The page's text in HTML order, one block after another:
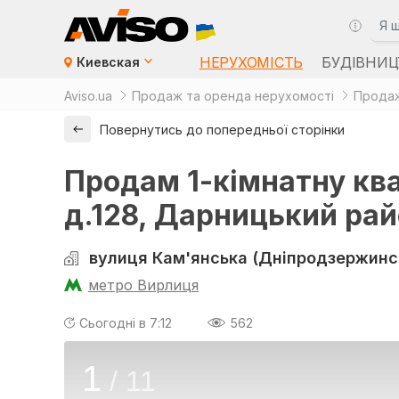
Киевская НЕРУХОМІСТЬ
Aviso.ua Продаж та оренда нерухомості
Повернутись до попередньої сторінки
Продам 1-кімнатну
д.128, Дарницький
вулиця Кам'янська
метро Вирлиця
Сьогодні в 7:12 562
1 / 11